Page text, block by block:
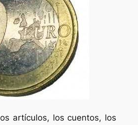
artículos, los cuentos, los